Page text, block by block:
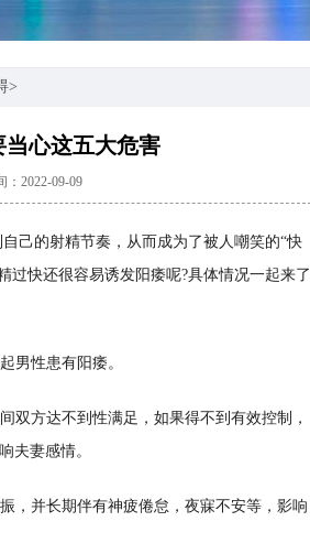
>
心这五大危害
：2022-09-09
己的射精节奏，从而成为了被人嘲笑的“快
过快还很容易诱发阳痿呢?具体情况一起来了
男性患有阳痿。
双方达不到性满足，如果得不到有效控制，
夫妻感情。
，并长期伴有神疲倦怠，夜寐不安等，影响